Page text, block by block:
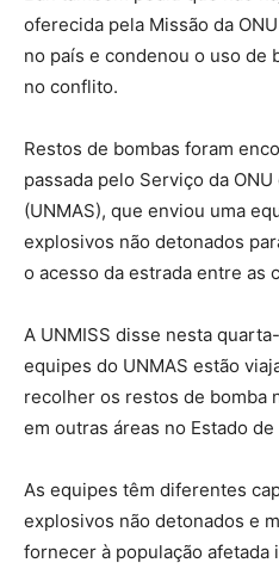
oferecida pela Missão da
no país e condenou o uso de
no conflito.
Restos de bombas foram
passada pelo Serviço da
(UNMAS), que enviou uma
explosivos não detonados
o acesso da estrada entre as
A UNMISS disse nesta
equipes do UNMAS estão
recolher os restos de bomba
em outras áreas no Estado de
As equipes têm diferentes
explosivos não detonados e
fornecer à população